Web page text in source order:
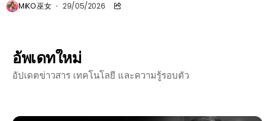
MiKO 巫女 29/05/2026
อัพเดทใหม่
อัปเดตข่าวสาร เทคโนโลยี และความรู้รอบตัว